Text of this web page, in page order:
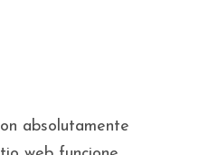
absolutamente